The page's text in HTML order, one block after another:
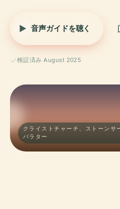
音声ガイドを聴く
検証済み August 2025
クライストチャーチ、ストーンサ
バラター